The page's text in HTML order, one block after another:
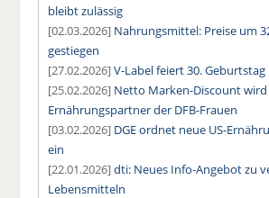
bleibt zulässig
[02.03.2026] Nahrungsmittel: Preise um
gestiegen
[27.02.2026]V-Label feiert 30. Geburtstag
[25.02.2026] Netto Marken-Discount
Ernährungspartner der DFB-Frauen
[03.02.2026] DGE ordnet neue US-
ein
[22.01.2026]dti: Neues Info-Angebot zu
Lebensmitteln